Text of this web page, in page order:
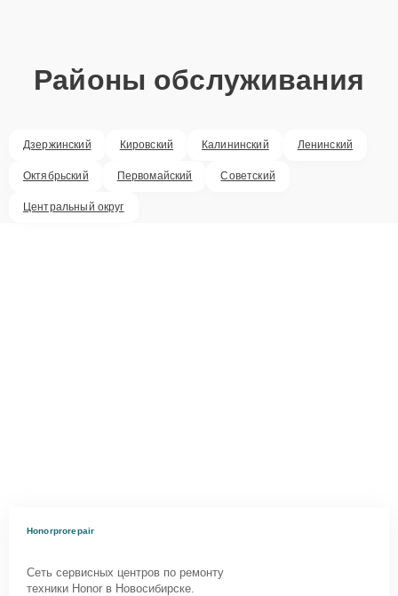
Районы обслуживания
Дзержинский Кировский Калининский Ленинский
Октябрьский Первомайский Советский
Центральный округ
Honorprorepair
Сеть сервисных центров по ремонту
техники Honor в Новосибирске.